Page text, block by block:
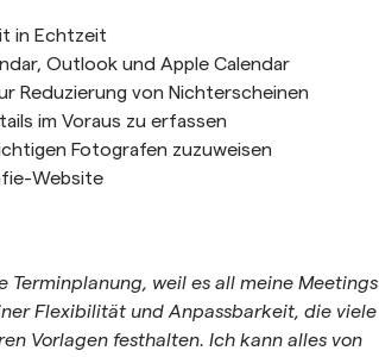
in Echtzeit
Outlook und Apple Calendar
Reduzierung von Nichterscheinen
im Voraus zu erfassen
Fotografen zuzuweisen
Website
weil es all meine Meetings
Flexibilität und Anpassbarkeit, die viele
Vorlagen festhalten. Ich kann alles von